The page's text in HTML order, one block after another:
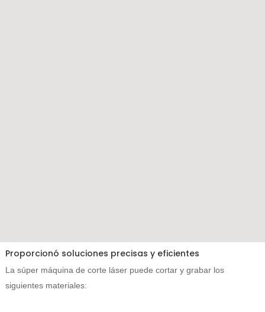
Proporcionó soluciones precisas y eficientes
La súper máquina de corte láser puede cortar y grabar los
siguientes materiales: